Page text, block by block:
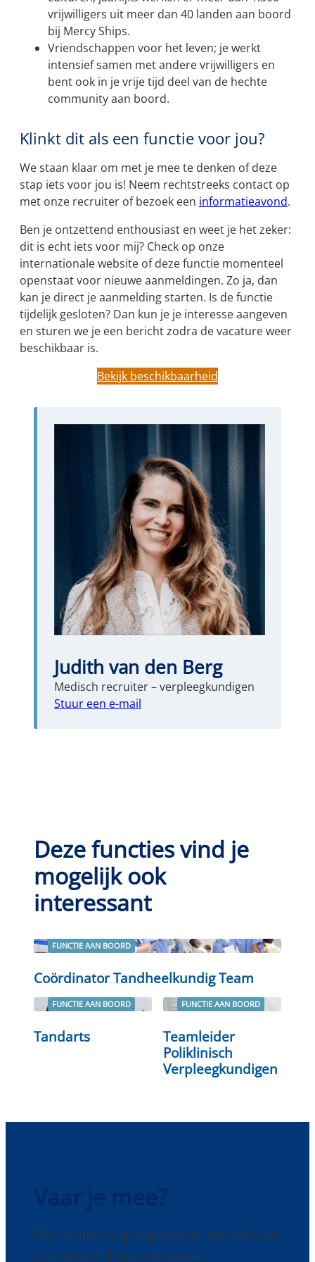
vrijwilligers uit meer dan 40 landen aan boord
bij Mercy Ships.
Vriendschappen voor het leven; je werkt
intensief samen met andere vrijwilligers en
bent ook in je vrije tijd deel van de hechte
community aan boord.
Klinkt dit als een functie voor jou?
We staan klaar om met je mee te denken of deze
stap iets voor jou is! Neem rechtstreeks contact op
met onze recruiter of bezoek een informatieavond.
Ben je ontzettend enthousiast en weet je het zeker:
dit is echt iets voor mij? Check op onze
internationale website of deze functie momenteel
openstaat voor nieuwe aanmeldingen. Zo ja, dan
kan je direct je aanmelding starten. Is de functie
tijdelijk gesloten? Dan kun je je interesse aangeven
en sturen we je een bericht zodra de vacature weer
beschikbaar is.
Bekijk beschikbaarheid
Judith van den Berg
Medisch recruiter – verpleegkundigen
Stuur een e-mail
Deze functies vind je
mogelijk ook
interessant
FUNCTIE AAN BOORD
Coördinator Tandheelkundig Team
FUNCTIE AAN BOORD
Tandarts
Lees verder
FUNCTIE AAN BOORD
Teamleider
Poliklinisch
Verpleegkundigen
Lees verder
We nemen je graag mee in het verhaal
van Mercy Ships via onze e-